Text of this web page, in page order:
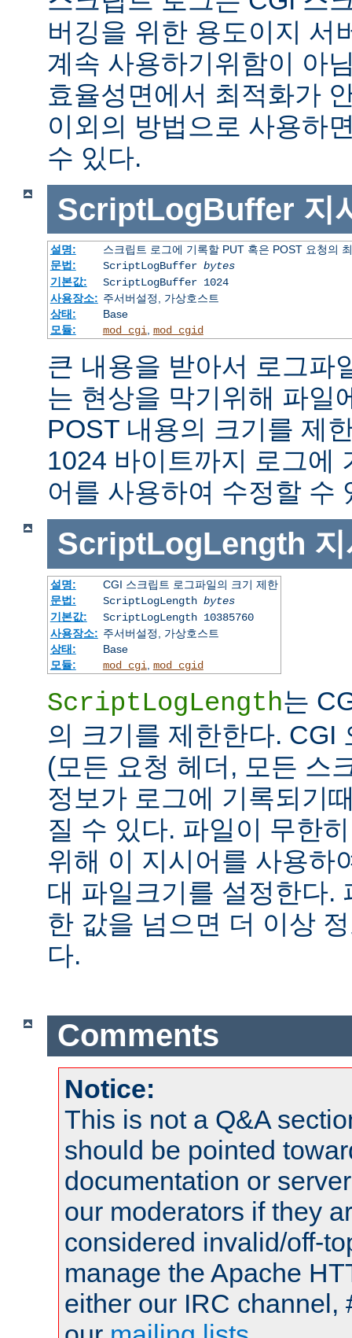
버깅을 위한 용도이지 서
계속 사용하기위함이 아
효율성면에서 최적화가
이외의 방법으로 사용하
수 있다.
ScriptLogBuffer 지
설명:
스크립트 로그에 기록할 PUT 혹은 POST 요청의
문법:
ScriptLogBuffer bytes
기본값:
ScriptLogBuffer 1024
사용장소: 주서버설정, 가상호스트
상태:
Base
모듈:
mod_cgi, mod_cgid
큰 내용을 받아서 로그파
는 현상을 막기위해 파일
POST 내용의 크기를 제
1024 바이트까지 로그에
어를 사용하여 수정할 수
ScriptLogLength
설명:
CGI 스크립트 로그파일의 크기 제한
문법:
ScriptLogLength bytes
기본값:
ScriptLogLength 10385760
사용장소: 주서버설정, 가상호스트
상태:
Base
모듈:
mod_cgi mod_cgid
ScriptLogLength는
의 크기를 제한한다. CGI
(모든 요청 헤더, 모든 스
정보가 로그에 기록되기
질 수 있다. 파일이 무한
위해 이 지시어를 사용하
대 파일크기를 설정한다.
한 값을 넘으면 더 이상
다.
Comments
Notice:
This is not a Q&A
should be pointed
documentation or
our moderators if they
considered invalid/off-
manage the Apache
either our IRC channel,